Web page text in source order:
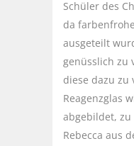
Schüler des
da
ausgeteilt
genüsslich zu
diese dazu zu
Reagenzglas
abgebildet,
Rebecca aus